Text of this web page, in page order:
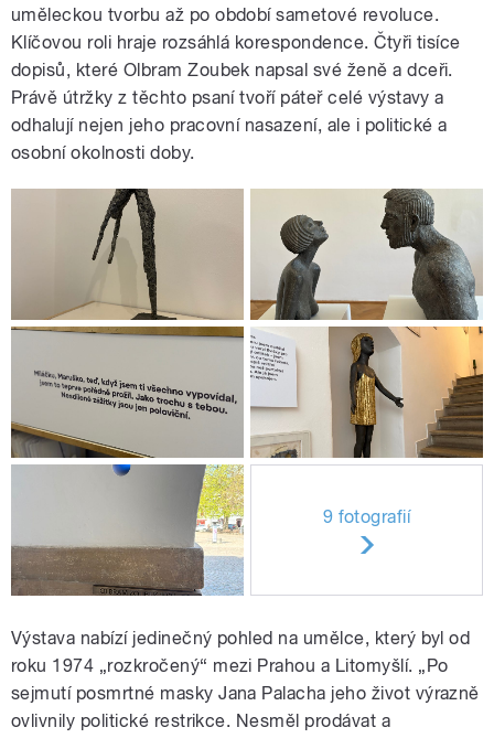
uměleckou tvorbu až po období sametové revoluce.
Klíčovou roli hraje rozsáhlá korespondence. Čtyři tisíce
dopisů, které Olbram Zoubek napsal své ženě a dceři.
Právě útržky z těchto psaní tvoří páteř celé výstavy a
odhalují nejen jeho pracovní nasazení, ale i politické a
osobní okolnosti doby.
9 fotografií
Výstava nabízí jedinečný pohled na umělce, který byl od
roku 1974 „rozkročený“ mezi Prahou a Litomyšlí. „Po
sejmutí posmrtné masky Jana Palacha jeho život výrazně
ovlivnily politické restrikce. Nesměl prodávat a